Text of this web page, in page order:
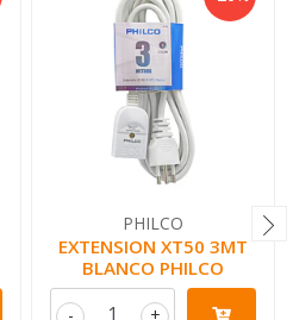
PHILCO
EXTENSION XT50 3MT
BLANCO PHILCO
+
-